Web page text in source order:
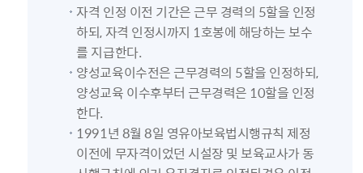
자격 인정 이전 기간은 근무 경력의 5할을 인정
하되, 자격 인정시까지 1호봉에 해당하는 보수
를 지급한다.
양성교육이수전은 근무경력의 5할을 인정하되,
양성교육 이수후부터 근무경력은 10할을 인정
한다.
1991년 8월 8일 영유아보육법시행규칙 제정
이전에 무자격이었던 시설장 및 보육교사가 동